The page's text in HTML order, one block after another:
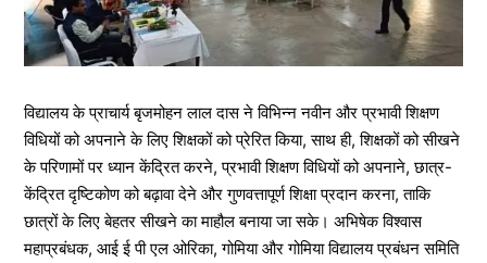
विद्यालय के प्राचार्य बृजमोहन लाल दास ने विभिन्न नवीन और प्रभावी शिक्षण
विधियों को अपनाने के लिए शिक्षकों को प्रेरित किया, साथ ही, शिक्षकों को सीखने
के परिणामों पर ध्यान केंद्रित करने, प्रभावी शिक्षण विधियों को अपनाने, छात्र-
केंद्रित दृष्टिकोण को बढ़ावा देने और गुणवत्तापूर्ण शिक्षा प्रदान करना, ताकि
छात्रों के लिए बेहतर सीखने का माहौल बनाया जा सके। अभिषेक विश्वास
महाप्रबंधक, आई ई पी एल ओरिका, गोमिया और गोमिया विद्यालय प्रबंधन समिति